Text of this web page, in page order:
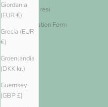
Giordania
(EUR €)
Grecia (EUR
€)
Groenlandia
(DKK kr.)
Guernsey
(GBP £)
Cambi e resi
Cancellation Form